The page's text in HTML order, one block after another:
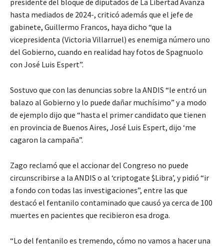
hasta mediados de 2024-, criticó además que el jefe de
gabinete, Guillermo Francos, haya dicho “que la
vicepresidenta (Victoria Villarruel) es enemiga número uno
del Gobierno, cuando en realidad hay fotos de Spagnuolo
con José Luis Espert”.
Sostuvo que con las denuncias sobre la ANDIS “le entró un
balazo al Gobierno y lo puede dañar muchísimo” y a modo
de ejemplo dijo que “hasta el primer candidato que tienen
en provincia de Buenos Aires, José Luis Espert, dijo ‘me
cagaron la campaña”.
Zago reclamó que el accionar del Congreso no puede
circunscribirse a la ANDIS o al ‘criptogate $Libra’, y pidió “ir
a fondo con todas las investigaciones”, entre las que
destacó el fentanilo contaminado que causó ya cerca de 100
muertes en pacientes que recibieron esa droga.
“Lo del fentanilo es tremendo, cómo no vamos a hacer una